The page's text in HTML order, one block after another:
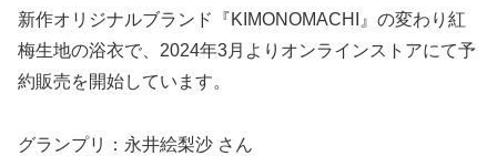
新作オリジナルブランド『KIMONOMACHI』の変わり紅
梅生地の浴衣で、2024年3月よりオンラインストアにて予
約販売を開始しています。
グランプリ：永井絵梨沙 さん